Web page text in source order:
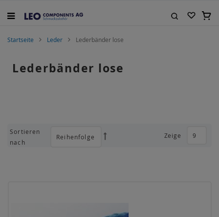
Inhalt
Startseite Leder Lederbänder lose
Lederbänder lose
Zeige
Sortieren
nach
Absteigend